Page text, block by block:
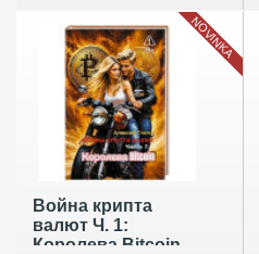
Война крипта
валют Ч. 1:
Королева Bitсoin
NOVINKA